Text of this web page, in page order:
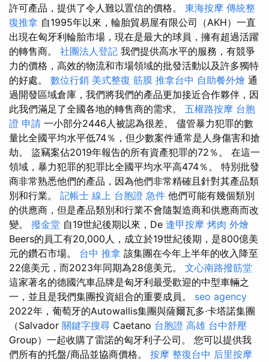
許可產品，提供了令人難以置信的價格。 東海按摩 傳統整
復推拿 自1995年以來，輪胎貿易屋有限公司（AKH）一直
出現在匈牙利輪胎市場，現在是最大的球員，擁有超過活躍
的轉售商。 社團法人登記 我們提供高水平的服務，有競爭
力的價格，高效的物流和市場領域的批發活動以及許多獨特
的好處。 數位行銷 美式整復 筋膜 推拿台中 自助餐外燴 通
過開發區域倉庫，我們將我們的產品更加接近合作夥伴，因
此我們滿足了全國各地的轉售商的需求。 五權路按摩 台胞
證 申請 一小部分2446人被認為很差。 儘管暴力犯罪的數
量比全國平均水平低74％，但少數案件通常是人身傷害和搶
劫。 盜竊案佔2019年報告的所有資產犯罪的72％。 在這一
領域，暴力犯罪的犯罪比全國平均水平高474％。 特別批發
商非常熟悉他們的產品，因為他們非常精確且針對其產品類
別和行業。 記帳士 線上 台胞證 急件 他們可能有幾個類別
的供應商，但是產品類別和行業不會隨製造商和供應商而改
變。 撥金堂 自19世紀後期以來，De 逢甲按摩 烤肉 外燴
Beers的員工有20,000人，成立於19世紀後期，是800億美
元的鑽石市場。 台中 推拿 該集團在今年上半年的收入降至
22億美元，而2023年同期為28億美元。 文心南路撥筋堂
這家著名的德國汽車品牌是匈牙利最受歡迎的中型車輛之
一，並且是我們集團投資組合的重要成員。 seo agency
2022年，葡萄牙的Autowallis集團與薩爾瓦多·卡塔諾集團
（Salvador 關鍵字搜尋 Caetano 台胞證 高雄 台中舒壓
Group）一起收購了雷諾的匈牙利子公司。 您可以提供我
們所有的托盤/商品並協商價格。 按摩 整復台中 后里按摩